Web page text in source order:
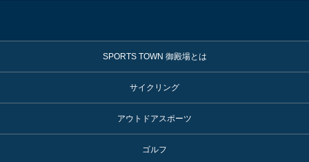
SPORTS TOWN 御殿場とは
サイクリング
アウトドアスポーツ
ゴルフ